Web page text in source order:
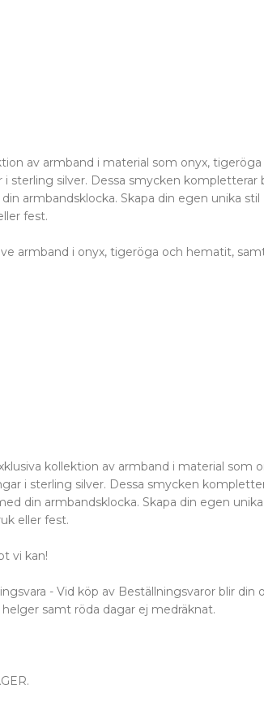
av armband i material som onyx,
sterling silver. Dessa smycken
armbandsklocka. Skapa din egen unika
fest.
armband i onyx, tigeröga och hematit,
kollektion av armband i material
i sterling silver. Dessa smycken
din armbandsklocka. Skapa din egen
eller fest.
vi kan!
- Vid köp av Beställningsvaror blir
samt röda dagar ej medräknat.